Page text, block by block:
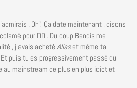
. Oh! Ça date maintenant , disons
pour DD . Du coup Bendis me
, j’avais acheté Aliaset même ta
Et puis tu es progressivement passé du
au mainstream de plus en plus idiot et